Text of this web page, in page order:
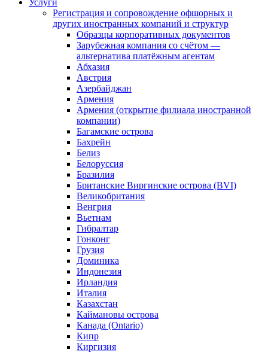
Услуги
Регистрация и сопровождение офшорных и
других иностранных компаний и структур
Образцы корпоративных документов
Зарубежная компания со счётом —
альтернатива платёжным агентам
Абхазия
Австрия
Азербайджан
Армения
Армения (открытие филиала иностранной
компании)
Багамские острова
Бахрейн
Белиз
Белоруссия
Бразилия
Британские Виргинские острова (BVI)
Великобритания
Венгрия
Вьетнам
Гибралтар
Гонконг
Грузия
Доминика
Индонезия
Ирландия
Италия
Казахстан
Каймановы острова
Канада (Ontario)
Кипр
Киргизия